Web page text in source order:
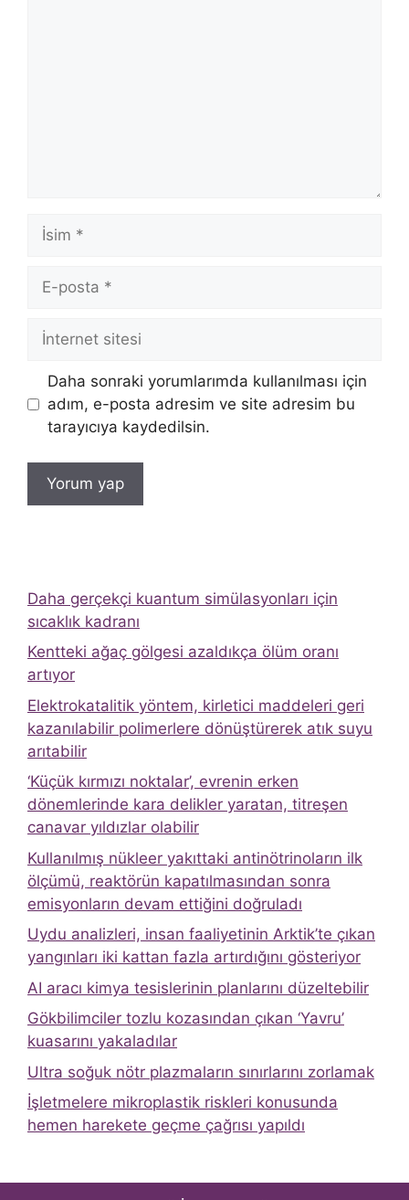
İsim
posta
İnternet
Daha sonraki yorumlarımda kullanılması için
adım, e-posta adresim ve site adresim bu
tarayıcıya kaydedilsin.
Daha gerçekçi kuantum simülasyonları için
sıcaklık kadranı
Kentteki ağaç gölgesi azaldıkça ölüm oranı
artıyor
Elektrokatalitik yöntem, kirletici maddeleri geri
kazanılabilir polimerlere dönüştürerek atık suyu
arıtabilir
‘Küçük kırmızı noktalar’, evrenin erken
dönemlerinde kara delikler yaratan, titreşen
canavar yıldızlar olabilir
Kullanılmış nükleer yakıttaki antinötrinoların ilk
ölçümü, reaktörün kapatılmasından sonra
emisyonların devam ettiğini doğruladı
Uydu analizleri, insan faaliyetinin Arktik’te çıkan
yangınları iki kattan fazla artırdığını gösteriyor
AI aracı kimya tesislerinin planlarını düzeltebilir
Gökbilimciler tozlu kozasından çıkan ‘Yavru’
kuasarını yakaladılar
Ultra soğuk nötr plazmaların sınırlarını zorlamak
İşletmelere mikroplastik riskleri konusunda
hemen harekete geçme çağrısı yapıldı